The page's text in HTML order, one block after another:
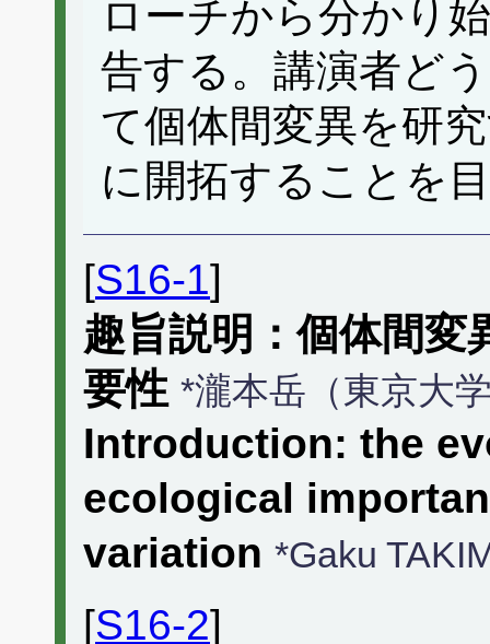
ローチから分かり
告する。講演者ど
て個体間変異を研
に開拓することを
[S16-1]
趣旨説明：個体間変
要性 *瀧本岳（東京大
Introduction: the
ecological
variation *Gaku
[S16-2]